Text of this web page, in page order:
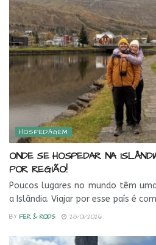
HOSPEDAGEM
ONDE SE HOSPEDAR NA
POR REGIÃO!
Poucos lugares no mundo têm
a Islândia. Viajar por esse país é
BY FER & RODS 28/01/2026